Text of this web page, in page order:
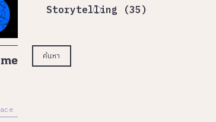
Storytelling (35)